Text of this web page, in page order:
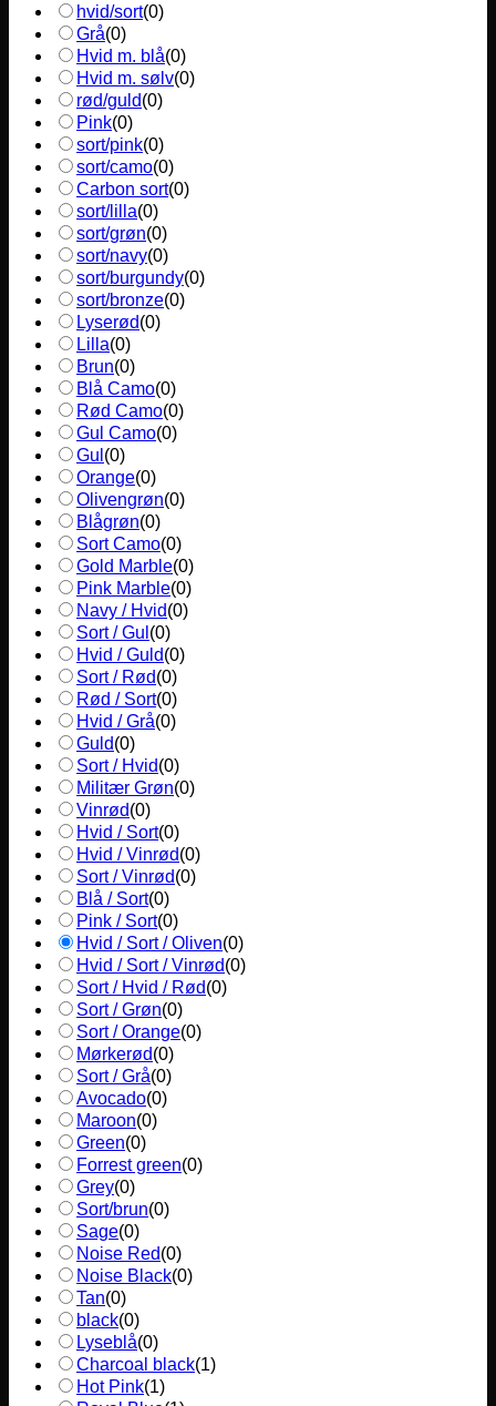
hvid/sort(0)
Grå(0)
Hvid m. blå(0)
Hvid m. sølv(0)
rød/guld(0)
Pink(0)
sort/pink(0)
sort/camo(0)
Carbon sort(0)
sort/lilla(0)
sort/grøn(0)
sort/navy(0)
sort/burgundy(0)
sort/bronze(0)
Lyserød(0)
Lilla(0)
Brun(0)
Blå Camo(0)
Rød Camo(0)
Gul Camo(0)
Gul (0)
Orange(0)
Olivengrøn(0)
Blågrøn(0)
Sort Camo(0)
Gold Marble(0)
Pink Marble(0)
Navy / Hvid(0)
Sort / Gul (0)
Hvid / Guld(0)
Sort / Rød(0)
Rød / Sort(0)
Hvid / Grå(0)
Guld(0)
Sort / Hvid(0)
Militær Grøn(0)
Vinrød(0)
Hvid / Sort(0)
Hvid / Vinrød(0)
Sort / Vinrød(0)
Blå / Sort(0)
Pink / Sort(0)
Hvid / Sort / Oliven(0)
Hvid / Sort / Vinrød(0)
Sort / Hvid / Rød(0)
Sort / Grøn(0)
Sort / Orange(0)
Mørkerød(0)
Sort / Grå(0)
Avocado(0)
Maroon(0)
Green(0)
Forrest green(0)
Grey(0)
Sort/brun(0)
Sage(0)
Noise Red(0)
Noise Black(0)
Tan(0)
black(0)
Lyseblå(0)
Charcoal black(1)
Hot Pink(1)